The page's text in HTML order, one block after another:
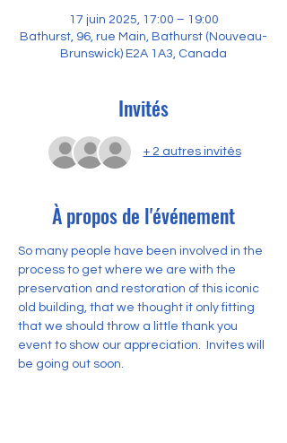
17 juin 2025, 17:00 – 19:00
Bathurst, 96, rue Main, Bathurst (Nouveau-
Brunswick) E2A 1A3, Canada
Invités
+ 2 autres invités
À propos de l'événement
So many people have been involved in the
process to get where we are with the
preservation and restoration of this iconic
old building, that we thought it only fitting
that we should throw a little thank you
event to show our appreciation.  Invites will
be going out soon.